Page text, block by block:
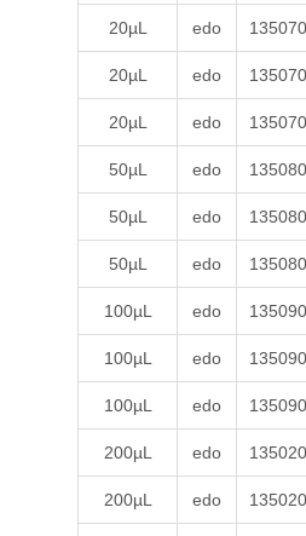
20µL edo
20µL edo
20µL edo
50µL edo
50µL edo
50µL edo
100µL edo
100µL edo
100µL edo
200µL edo
200µL edo